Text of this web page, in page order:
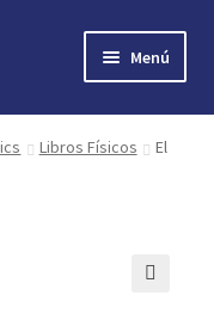
Menú
Libros Físicos
El